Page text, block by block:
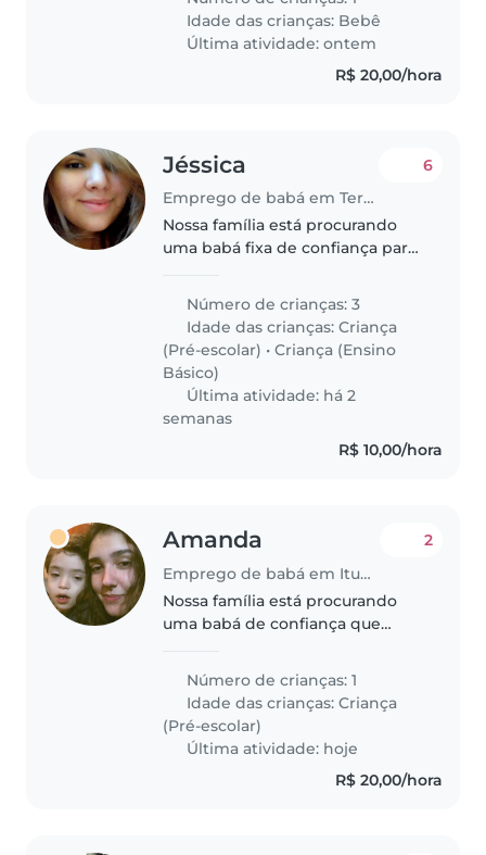
muito bonzinho e gosta de
dormir trabalho na escala 3/2..
Idade das crianças: Bebê
Última atividade: ontem
R$ 20,00/hora
Jéssica
Emprego de babá em Teresina
6
Nossa família está procurando
uma babá fixa de confiança para
com idade pré-escolar e dois em
idade escolar. Precisamos de
alguém que seja responsável,..
Número de crianças: 3
Idade das crianças:Criança
(Pré-escolar) •Criança (Ensino
Básico)
Última atividade: há 2
semanas
R$ 10,00/hora
Amanda
Emprego de babá em Itupeva
2
Nossa família está procurando
uma babá de confiança que
de 7 anos. Ele tem sindrome de
Down e não sabe falar, mas se
comunica muito bem não
verbalmente...
Número de crianças: 1
Idade das crianças:Criança
(Pré-escolar)
Última atividade: hoje
R$ 20,00/hora